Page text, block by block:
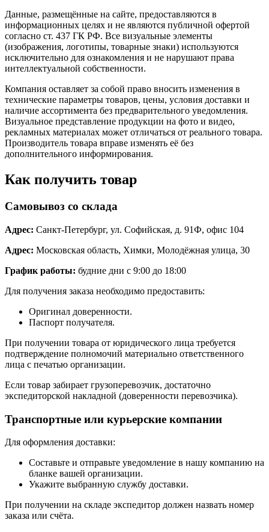
Данные, размещённые на сайте, предоставляются в
информационных целях и не являются публичной офертой
согласно ст. 437 ГК РФ. Все визуальные элементы
(изображения, логотипы, товарные знаки) используются
исключительно для ознакомления и не нарушают права
интеллектуальной собственности.
Компания оставляет за собой право вносить изменения в
технические параметры товаров, цены, условия доставки и
наличие ассортимента без предварительного уведомления.
Визуальное представление продукции на фото и видео,
рекламных материалах может отличаться от реального товара.
Производитель товара вправе изменять её без
дополнительного информирования.
Как получить товар
Самовывоз со склада
Адрес: Санкт-Петербург, ул. Софийская, д. 91Ф, офис 104
Адрес: Московская область, Химки, Молодёжная улица, 30
График работы: будние дни с 9:00 до 18:00
Для получения заказа необходимо предоставить:
Оригинал доверенности.
Паспорт получателя.
При получении товара от юридического лица требуется
подтверждение полномочий материально ответственного
лица с печатью организации.
Если товар забирает грузоперевозчик, достаточно
экспедиторской накладной (доверенности перевозчика).
Транспортные или курьерские компании
Для оформления доставки:
Составьте и отправьте уведомление в нашу компанию на
бланке вашей организации.
Укажите выбранную службу доставки.
При получении на складе экспедитор должен назвать номер
заказа или счёта.